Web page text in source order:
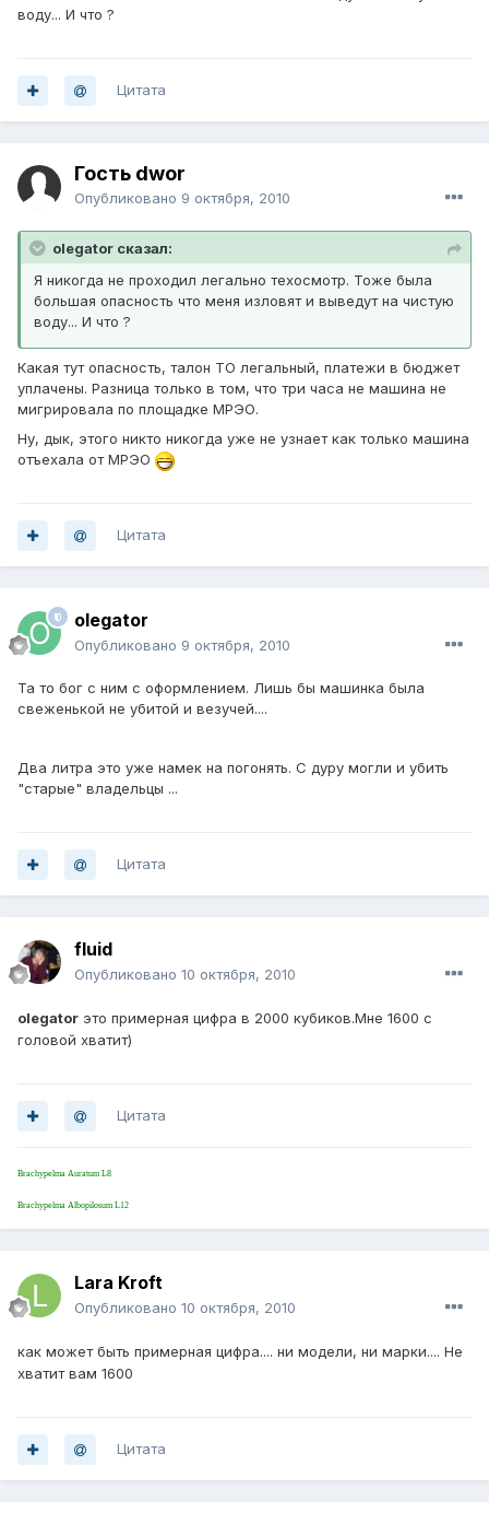
воду... И что ?
Цитата
Гость dwor
Опубликовано 9 октября, 2010
olegator сказал:
Я никогда не проходил легально техосмотр. Тоже была
большая опасность что меня изловят и выведут на чистую
воду... И что ?
Какая тут опасность, талон ТО легальный, платежи в бюджет
уплачены. Разница только в том, что три часа не машина не
мигрировала по площадке МРЭО.
Ну, дык, этого никто никогда уже не узнает как только машина
отъехала от МРЭО
Цитата
olegator
Опубликовано 9 октября, 2010
Та то бог с ним с оформлением. Лишь бы машинка была
свеженькой не убитой и везучей....
Два литра это уже намек на погонять. С дуру могли и убить
"старые" владельцы ...
Цитата
fluid
Опубликовано 10 октября, 2010
olegator это примерная цифра в 2000 кубиков.Мне 1600 с
головой хватит)
Цитата
Brachypelma Auratum L8
Brachypelma Albopilosum L12
Lara Kroft
Опубликовано 10 октября, 2010
как может быть примерная цифра.... ни модели, ни марки.... Не
хватит вам 1600
Цитата